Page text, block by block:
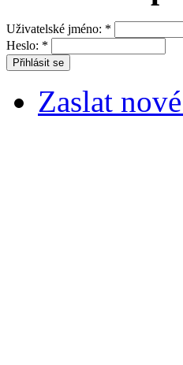
Uživatelské jméno: *
Heslo: *
Zaslat